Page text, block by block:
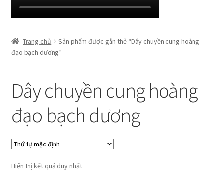
Tài khoản
Trang chủ
Sản phẩm được gắn thẻ “Dây chuyền cung hoàng
đạo bạch dương”
Dây chuyền cung hoàng
đạo bạch dương
Hiển thị kết quả duy nhất